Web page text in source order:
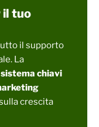
il tuo
il supporto
La
sistema chiavi
crescita